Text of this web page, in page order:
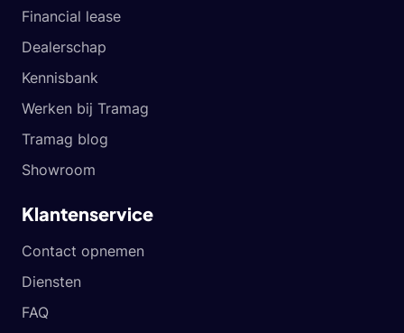
Financial lease
Dealerschap
Kennisbank
Werken bij Tramag
Tramag blog
Showroom
Klantenservice
Contact opnemen
Diensten
FAQ